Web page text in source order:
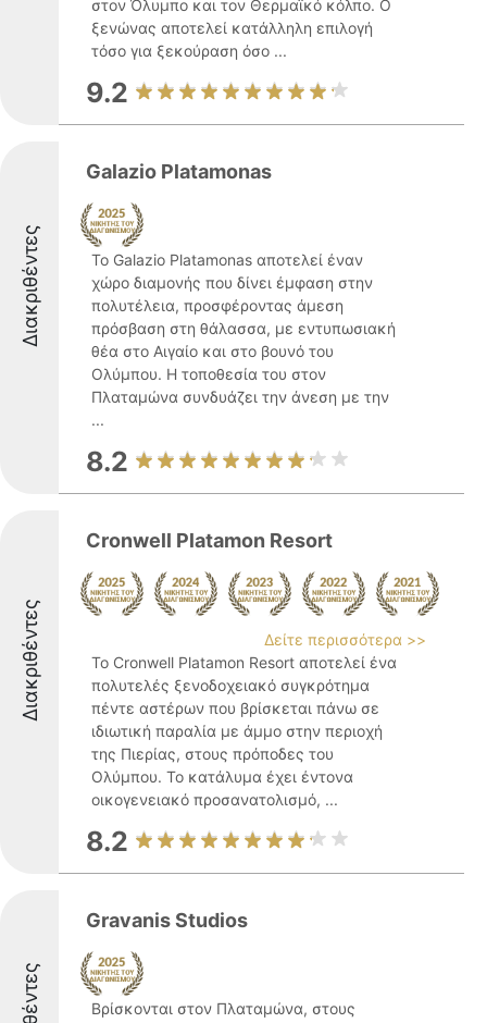
στον Όλυμπο και τον Θερμαϊκό κόλπο. Ο
ξενώνας αποτελεί κατάλληλη επιλογή
τόσο για ξεκούραση όσο ...
9.2
Διακριθέντες
Galazio Platamonas
Το Galazio Platamonas αποτελεί έναν
χώρο διαμονής που δίνει έμφαση στην
πολυτέλεια, προσφέροντας άμεση
πρόσβαση στη θάλασσα, με εντυπωσιακή
θέα στο Αιγαίο και στο βουνό του
Ολύμπου. Η τοποθεσία του στον
Πλαταμώνα συνδυάζει την άνεση με την
...
8.2
Διακριθέντες
Cronwell Platamon Resort
Δείτε περισσότερα >>
Το Cronwell Platamon Resort αποτελεί ένα
πολυτελές ξενοδοχειακό συγκρότημα
πέντε αστέρων που βρίσκεται πάνω σε
ιδιωτική παραλία με άμμο στην περιοχή
της Πιερίας, στους πρόποδες του
Ολύμπου. Το κατάλυμα έχει έντονα
οικογενειακό προσανατολισμό, ...
8.2
Gravanis Studios
Βρίσκονται στον Πλαταμώνα, στους